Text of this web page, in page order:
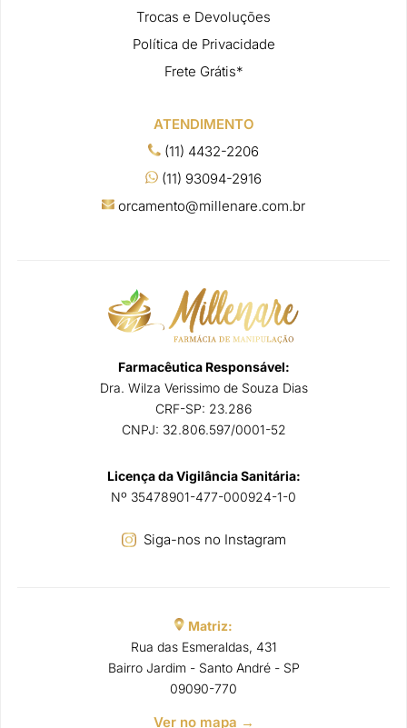
Trocas e Devoluções
Política de Privacidade
Frete Grátis*
ATENDIMENTO
(11) 4432-2206
(11) 93094-2916
orcamento@millenare.com.br
Farmacêutica Responsável:
Dra. Wilza Verissimo de Souza Dias
CRF-SP: 23.286
CNPJ: 32.806.597/0001-52
Licença da Vigilância Sanitária:
Nº 35478901-477-000924-1-0
Siga-nos no Instagram
Matriz:
Rua das Esmeraldas, 431
Bairro Jardim - Santo André - SP
09090-770
Ver no mapa →